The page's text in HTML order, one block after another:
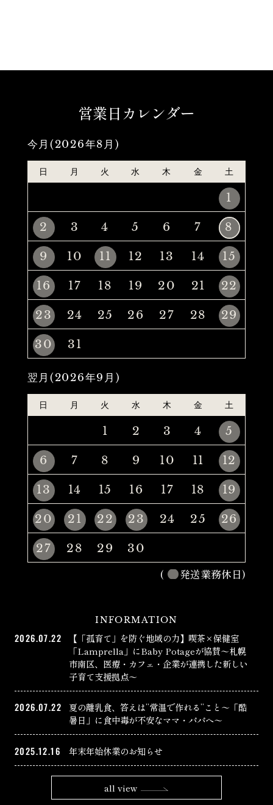
営業日カレンダー
今月(2026年8月)
日 月 火 水 木 金 土
1
2
3 4 5 6 7
8
9
10 11 12 13 14
15
16
17 18 19 20 21
22
23
24 25 26 27 28
29
30
31
翌月(2026年9月)
日 月 火 水 木 金 土
1 2 3 4
5
6
7 8 9 10 11
12
13
14 15 16 17 18
19
20
21 22 23 24 25
26
27
28 29
30
(
発送業務休日)
INFORMATION
2026.07.22
【「孤育て」を防ぐ地域の力】喫茶×保健室
「Lamprella」にBaby Potageが協賛〜札幌
市南区、医療・カフェ・企業が連携した新しい
子育て支援拠点〜
2026.07.22
夏の離乳食、答えは”常温で作れる”こと〜「酷
暑日」に食中毒が不安なママ・パパへ〜
2025.12.16 年末年始休業のお知らせ
all view